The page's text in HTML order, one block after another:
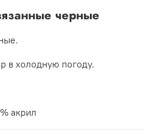
черные
в холодную погоду.
акрил